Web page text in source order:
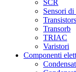
SCR
Sensori
Transistors
Transorb
TRIAC
Varistori
Componenti